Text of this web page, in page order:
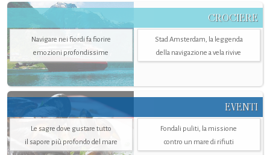
CROCIERE
Navigare nei fiordi fa fiorire
emozioni profondissime
Stad Amsterdam, la leggenda
della navigazione a vela rivive
EVENTI
Le sagre dove gustare tutto
il sapore più profondo del mare
Fondali puliti, la missione
contro un mare di rifiuti